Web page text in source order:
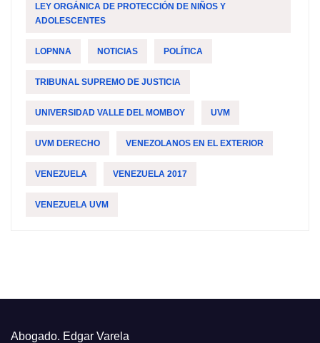
LEY ORGÁNICA DE PROTECCIÓN DE NIÑOS Y
ADOLESCENTES
LOPNNA NOTICIAS POLÍTICA
TRIBUNAL SUPREMO DE JUSTICIA
UNIVERSIDAD VALLE DEL MOMBOY UVM
UVM DERECHO VENEZOLANOS EN EL EXTERIOR
VENEZUELA VENEZUELA 2017
VENEZUELA UVM
Abogado. Edgar Varela